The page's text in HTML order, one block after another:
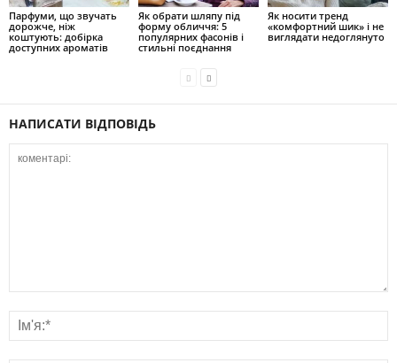
Парфуми, що звучать
дорожче, ніж
коштують: добірка
доступних ароматів
Як обрати шляпу під
форму обличчя: 5
популярних фасонів і
стильні поєднання
Як носити тренд
«комфортний шик» і не
виглядати недоглянуто
НАПИСАТИ ВІДПОВІДЬ